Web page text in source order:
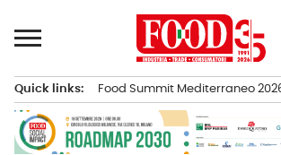
al
principale
Quick links: Food Summit Mediterraneo